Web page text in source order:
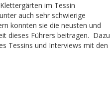
im Tessin
auch sehr schwierige
konnten sie die neusten und
dieses Führers beitragen. Dazu
Tessins und Interviews mit den